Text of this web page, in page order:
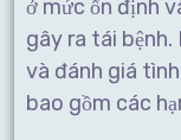
ở mức ổn định
gây ra tái bệnh.
và đánh giá
bao gồm các